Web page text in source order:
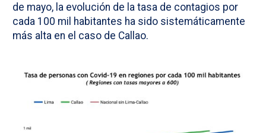
de mayo, la evolución de la tasa de contagios por
cada 100 mil habitantes ha sido sistemáticamente
más alta en el caso de Callao.